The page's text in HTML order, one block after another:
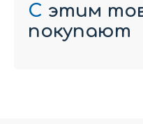
С этим
покупают